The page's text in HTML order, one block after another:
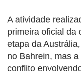
A atividade
primeira oficial da
etapa da
no Bahrein, mas
conflito